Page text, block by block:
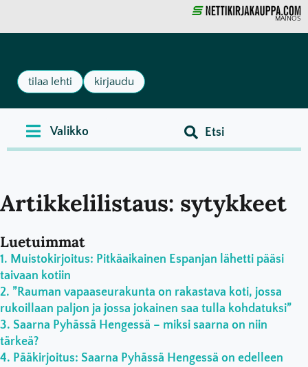
MAINOS
tilaa lehti kirjaudu
Artikkelilistaus: sytykkeet
Luetuimmat
Muistokirjoitus: Pitkäaikainen Espanjan lähetti pääsi
taivaan kotiin
”Rauman vapaaseurakunta on rakastava koti, jossa
rukoillaan paljon ja jossa jokainen saa tulla kohdatuksi”
Saarna Pyhässä Hengessä – miksi saarna on niin
tärkeä?
Pääkirjoitus: Saarna Pyhässä Hengessä on edelleen